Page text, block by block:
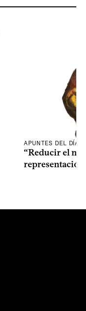
APUNTES DEL DÍA
“Reducir el